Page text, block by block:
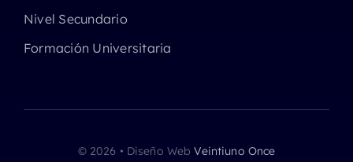
Nivel Secundario
Formación Universitaria
© 2026 • Diseño WebVeintiuno Once